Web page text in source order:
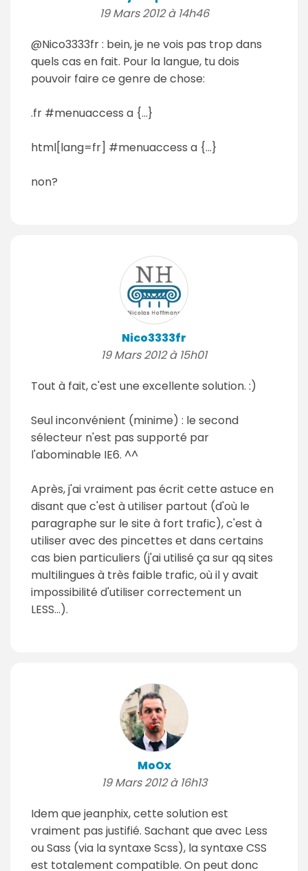
19 Mars 2012 à 14h46
@Nico3333fr : bein, je ne vois pas trop dans
quels cas en fait. Pour la langue, tu dois
pouvoir faire ce genre de chose:
.fr #menuaccess a {...}
html[lang=fr] #menuaccess a {...}
non?
Nico3333fr
19 Mars 2012 à 15h01
Tout à fait, c'est une excellente solution. :)
Seul inconvénient (minime) : le second
sélecteur n'est pas supporté par
l'abominable IE6. ^^
Après, j'ai vraiment pas écrit cette astuce en
disant que c'est à utiliser partout (d'où le
paragraphe sur le site à fort trafic), c'est à
utiliser avec des pincettes et dans certains
cas bien particuliers (j'ai utilisé ça sur qq sites
multilingues à très faible trafic, où il y avait
impossibilité d'utiliser correctement un
LESS...).
MoOx
19 Mars 2012 à 16h13
Idem que jeanphix, cette solution est
vraiment pas justifié. Sachant que avec Less
ou Sass (via la syntaxe Scss), la syntaxe CSS
est totalement compatible. On peut donc